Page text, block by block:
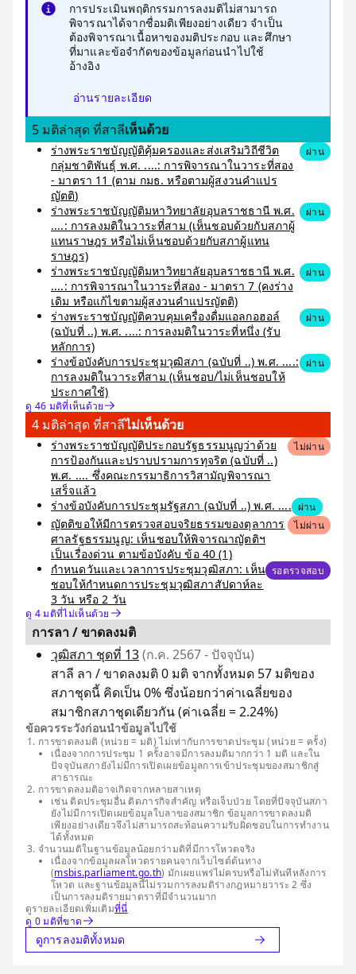
การประเมินพฤติกรรมการลงมติไม่สามารถ
พิจารณาได้จากชื่อมติเพียงอย่างเดียว จำเป็น
ต้องพิจารณาเนื้อหาของมติประกอบ และศึกษา
ที่มาและข้อจำกัดของข้อมูลก่อนนำไปใช้
อ้างอิง
อ่านรายละเอียด
5 มติล่าสุด ที่สาลีเห็นด้วย
ร่างพระราชบัญญัติคุ้มครองและส่งเสริมวิถีชีวิต
กลุ่มชาติพันธุ์ พ.ศ. ....: การพิจารณาในวาระที่สอง
- มาตรา 11 (ตาม กมธ. หรือตามผู้สงวนคำแปร
ญัตติ)
ผ่าน
ร่างพระราชบัญญัติมหาวิทยาลัยอุบลราชธานี พ.ศ.
....: การลงมติในวาระที่สาม (เห็นชอบด้วยกับสภาผู้
แทนราษฎร หรือไม่เห็นชอบด้วยกับสภาผู้แทน
ราษฎร)
ผ่าน
ร่างพระราชบัญญัติมหาวิทยาลัยอุบลราชธานี พ.ศ.
....: การพิจารณาในวาระที่สอง - มาตรา 7 (คงร่าง
เดิม หรือแก้ไขตามผู้สงวนคำแปรญัตติ)
ผ่าน
ร่างพระราชบัญญัติควบคุมเครื่องดื่มแอลกอฮอล์
(ฉบับที่ ..) พ.ศ. ....: การลงมติในวาระที่หนึ่ง (รับ
หลักการ)
ผ่าน
ร่างข้อบังคับการประชุมวุฒิสภา (ฉบับที่ ..) พ.ศ. ....:
การลงมติในวาระที่สาม (เห็นชอบ/ไม่เห็นชอบให้
ประกาศใช้)
ผ่าน
ดู 46 มติที่เห็นด้วย
4 มติล่าสุด ที่สาลีไม่เห็นด้วย
ร่างพระราชบัญญัติประกอบรัฐธรรมนูญว่าด้วย
การป้องกันและปราบปรามการทุจริต (ฉบับที่ ..)
พ.ศ. .... ซึ่งคณะกรรมาธิการวิสามัญพิจารณา
เสร็จแล้ว
ไม่ผ่าน
ร่างข้อบังคับการประชุมรัฐสภา (ฉบับที่ ..) พ.ศ. .... ผ่าน
ญัตติขอให้มีการตรวจสอบจริยธรรมของตุลาการ
ศาลรัฐธรรมนูญ: เห็นชอบให้พิจารณาญัตติฯ
เป็นเรื่องด่วน ตามข้อบังคับ ข้อ 40 (1)
ไม่ผ่าน
กำหนดวันและเวลาการประชุมวุฒิสภา: เห็น
ชอบให้กำหนดการประชุมวุฒิสภาสัปดาห์ละ
3 วัน หรือ 2 วัน
รอตรวจสอบ
ดู 4 มติที่ไม่เห็นด้วย
การลา / ขาดลงมติ
วุฒิสภา ชุดที่ 13(ก.ค. 2567 - ปัจจุบัน)
สาลี ลา / ขาดลงมติ 0 มติ จากทั้งหมด 57 มติของ
สภาชุดนี้ คิดเป็น 0% ซึ่งน้อยกว่าค่าเฉลี่ยของ
สมาชิกสภาชุดเดียวกัน (ค่าเฉลี่ย = 2.24%)
ข้อควรระวังก่อนนำข้อมูลไปใช้
การขาดลงมติ (หน่วย = มติ) ไม่เท่ากับการขาดประชุม (หน่วย = ครั้ง)
เนื่องจากการประชุม 1 ครั้งอาจมีการลงมติมากกว่า 1 มติ และใน
ปัจจุบันสภายังไม่มีการเปิดเผยข้อมูลการเข้าประชุมของสมาชิกสู่
สาธารณะ
การขาดลงมติอาจเกิดจากหลายสาเหตุ
เช่น ติดประชุมอื่น ติดภารกิจสำคัญ หรือเจ็บป่วย โดยที่ปัจจุบันสภา
ยังไม่มีการเปิดเผยข้อมูลใบลาของสมาชิก ข้อมูลการขาดลงมติ
เพียงอย่างเดียวจึงไม่สามารถสะท้อนความรับผิดชอบในการทำงาน
ได้ทั้งหมด
จำนวนมติในฐานข้อมูลน้อยกว่ามติที่มีการโหวตจริง
เนื่องจากข้อมูลผลโหวตรายคนจากเว็บไซต์ต้นทาง
(msbis.parliament.go.th) มักเผยแพร่ไม่ครบหรือไม่ทันทีหลังการ
โหวต และฐานข้อมูลนี้ไม่รวมการลงมติร่างกฎหมายวาระ 2 ซึ่ง
เป็นการลงมติรายมาตราที่มีจำนวนมาก
ดูรายละเอียดเพิ่มเติมที่นี่
ดู 0 มติที่ขาด
ดูการลงมติทั้งหมด